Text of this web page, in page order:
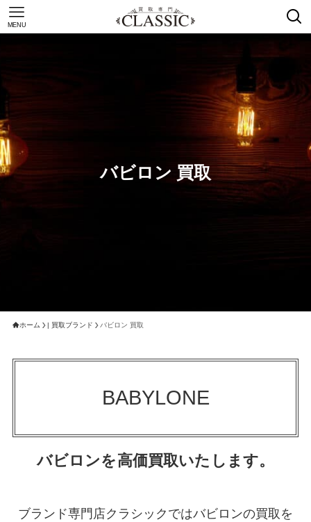
MENU
バビロン 買取
ホーム | 買取ブランド バビロン 買取
BABYLONE
バビロンを高価買取いたします。
ブランド専門店クラシックではバビロンの買取を